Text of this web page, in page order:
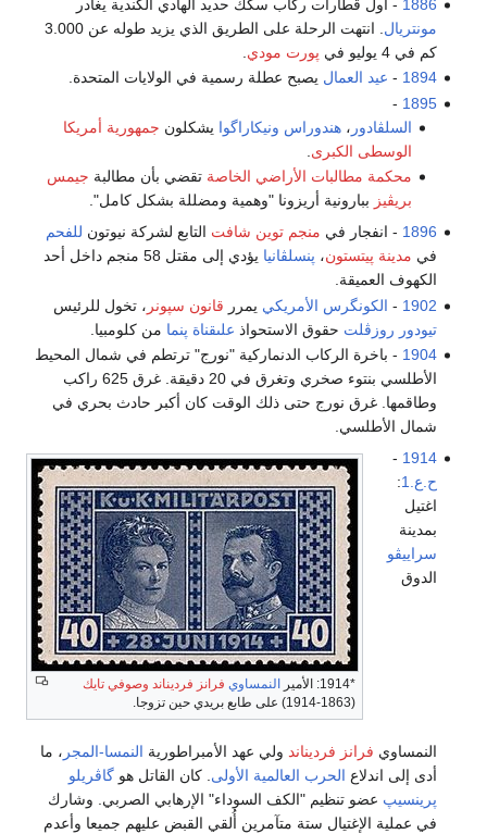
1886 - أول قطارات ركاب سكك حديد الهادي الكندية يغادر
مونتريال
. انتهت الرحلة على الطريق الذي يزيد طوله عن 3.000
كم في 4 يوليو في
پورت مودي
1894
- عيد العمال يصبح عطلة رسمية في الولايات المتحدة.
1895
-
السلڤادور ، هندوراس ونيكاراگوا يشكلون جمهورية أمريكا
الوسطى الكبرى
محكمة مطالبات الأراضي الخاصة تقضي بأن مطالبة جيمس
بريڤيز ببارونية أريزونا "وهمية ومضللة بشكل كامل".
1896 - انفجار في منجم توين شافت التابع لشركة نيوتون للفحم
في مدينة پيتستون، پنسلڤانيا
يؤدي إلى مقتل 58 منجم داخل أحد
الكهوف العميقة.
1902
- الكونگرس الأمريكي يمرر قانون سپونر ، تخول للرئيس
تيودور روزڤلت حقوق الاستحواذ علىقناة پنما من كلومبيا.
1904 - باخرة الركاب الدنماركية "نورج" ترتطم في شمال المحيط
الأطلسي بنتوء صخري وتغرق في 20 دقيقة. غرق 625 راكب
وطاقمها. غرق نورج حتى ذلك الوقت كان أكبر حادث بحري في
شمال الأطلسي.
*1914: الأمير النمساوي فرانز فرديناند وصوفي تايك
(1863-1914) على طابع بريدي حين تزوجا.
1914
-
ح.ع.1
:
اغتيل
بمدينة
سراييڤو
الدوق
النمساوي فرانز فرديناند ولي عهد الأمبراطورية النمسا-المجر ، ما
أدى إلى اندلاع الحرب العالمية الأولى . كان القاتل هوگاڤريلو
پرينسيپ عضو تنظيم "الكف السوداء" الإرهابي الصربي. وشارك
في عملية الإغتيال ستة متآمرين أُلقي القبض عليهم جميعا وأعدم